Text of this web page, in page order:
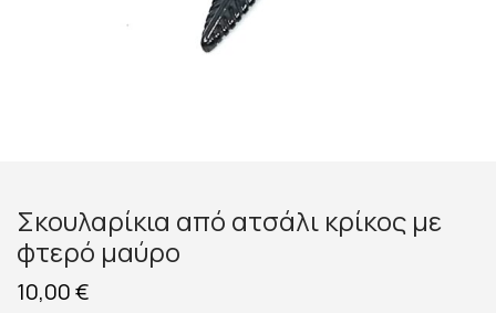
Σκουλαρίκια από ατσάλι κρίκος με
φτερό μαύρο
10,00€